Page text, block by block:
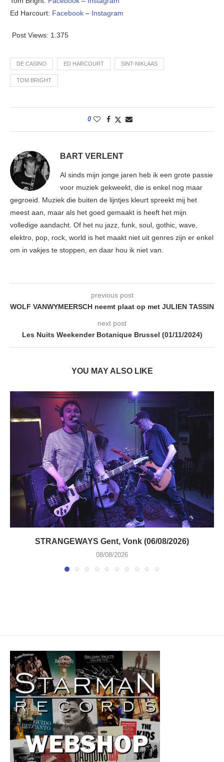
Ed Harcourt: Facebook – Instagram
Post Views: 1.375
DE CASINO ED HARCOURT SINT-NIKLAAS
TOM BRIGHT
0
BART VERLENT
Al sinds mijn jonge jaren heb ik een grote passie
voor muziek gekweekt, die is enkel nog maar
gegroeid. Muziek die buiten de lijntjes kleurt spreekt mij het
meest aan, maar als het goed gemaakt is heeft het mijn
volledige aandacht. Of het nu jazz, funk, soul, gothic, wave,
elektro, pop, rock, world is het maakt niet uit genres zijn er enkel
om in vakjes te stoppen, en daar hou ik niet van.
previous post
WOLF VANWYMEERSCH neemt plaat op met JULIEN TASSIN
next post
Les Nuits Weekender Botanique Brussel (01/11/2024)
YOU MAY ALSO LIKE
STRANGEWAYS Gent, Vonk (06/08/2026)
08/08/2026